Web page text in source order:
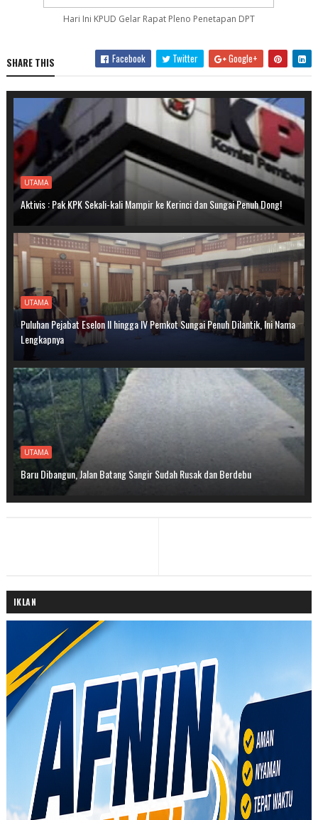
Hari Ini KPUD Gelar Rapat Pleno Penetapan DPT
SHARE THIS Facebook Twitter Google+
UTAMA
Aktivis : Pak KPK Sekali-kali Mampir ke Kerinci dan Sungai Penuh Dong!
UTAMA
Puluhan Pejabat Eselon II hingga IV Pemkot Sungai Penuh Dilantik, Ini Nama
Lengkapnya
UTAMA
Baru Dibangun, Jalan Batang Sangir Sudah Rusak dan Berdebu
IKLAN